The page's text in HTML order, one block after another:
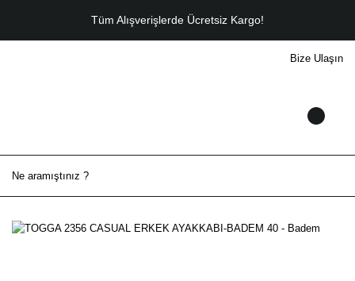
Tüm Alışverişlerde Ücretsiz Kargo!
Bize Ulaşın